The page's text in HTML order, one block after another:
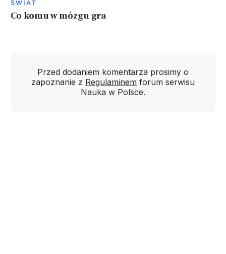
ŚWIAT
Co komu w mózgu gra
Przed dodaniem komentarza prosimy o
zapoznanie z Regulaminem forum serwisu
Nauka w Polsce.